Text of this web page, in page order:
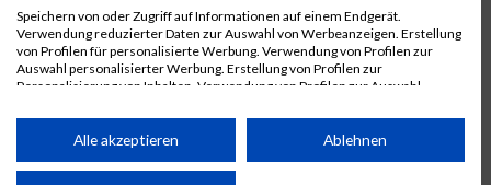
8. September 2019
LCC-Wien Babenbergerlauf
9. September 2018
Speichern von oder Zugriff auf Informationen auf einem Endgerät.
Verwendung reduzierter Daten zur Auswahl von Werbeanzeigen. Erstellung
von Profilen für personalisierte Werbung. Verwendung von Profilen zur
Auswahl personalisierter Werbung. Erstellung von Profilen zur
Personalisierung von Inhalten. Verwendung von Profilen zur Auswahl
Performance von Inhalten. Analyse von Zielgruppen durch Statistiken oder
Kombinationen von Daten aus verschiedenen Quellen. Entwicklung und
von Inhalten.
Alle akzeptieren Ablehnen